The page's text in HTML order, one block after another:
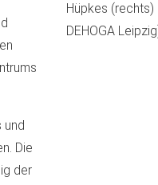
und
Die
der
Hüpkes (rechts)
DEHOGA